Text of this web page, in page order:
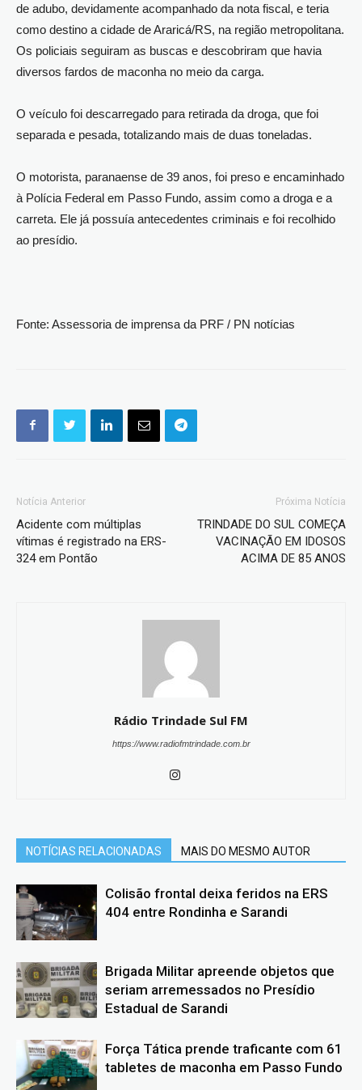
de adubo, devidamente acompanhado da nota fiscal, e teria
como destino a cidade de Araricá/RS, na região metropolitana.
Os policiais seguiram as buscas e descobriram que havia
diversos fardos de maconha no meio da carga.
O veículo foi descarregado para retirada da droga, que foi
separada e pesada, totalizando mais de duas toneladas.
O motorista, paranaense de 39 anos, foi preso e encaminhado
à Polícia Federal em Passo Fundo, assim como a droga e a
carreta. Ele já possuía antecedentes criminais e foi recolhido
ao presídio.
Fonte: Assessoria de imprensa da PRF / PN notícias
Notícia Anterior
Acidente com múltiplas
vítimas é registrado na ERS-
324 em Pontão
Próxima Notícia
TRINDADE DO SUL COMEÇA
VACINAÇÃO EM IDOSOS
ACIMA DE 85 ANOS
Rádio Trindade Sul FM
https://www.radiofmtrindade.com.br
NOTÍCIAS RELACIONADAS MAIS DO MESMO AUTOR
Colisão frontal deixa feridos na ERS
404 entre Rondinha e Sarandi
Brigada Militar apreende objetos que
seriam arremessados no Presídio
Estadual de Sarandi
Força Tática prende traficante com 61
tabletes de maconha em Passo Fundo